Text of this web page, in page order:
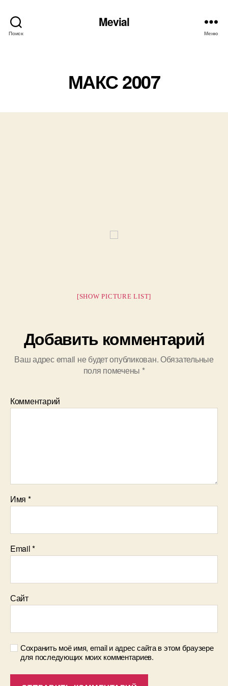
Поиск
Mevial
Меню
МАКС 2007
[SHOW PICTURE LIST]
Добавить комментарий
Ваш адрес email не будет опубликован.Обязательные
поля помечены *
Комментарий
Имя *
Email*
Сайт
Сохранить моё имя, email и адрес сайта в этом браузере
для последующих моих комментариев.